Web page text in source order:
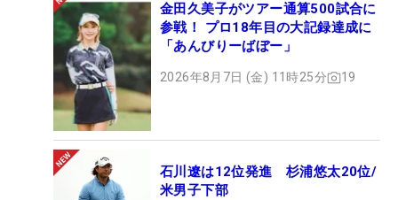
金田久美子がツアー通算500試合に
参戦！ プロ18年目の大記録達成に
「あんびりーばぼー」
2026年8月7日 (金) 11時25分 19
石川遼は12位発進 杉浦悠太20位/
米男子下部